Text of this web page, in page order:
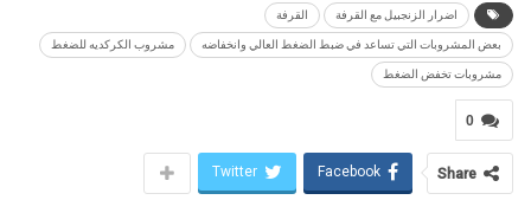
اضرار الزنجبيل مع القرفة القرفة
بعض المشروبات التي تساعد في ضبط الضغط العالي وانخفاضه مشروب الكركديه للضغط
مشروبات تخفض الضغط
0
Share
Facebook
Twitter